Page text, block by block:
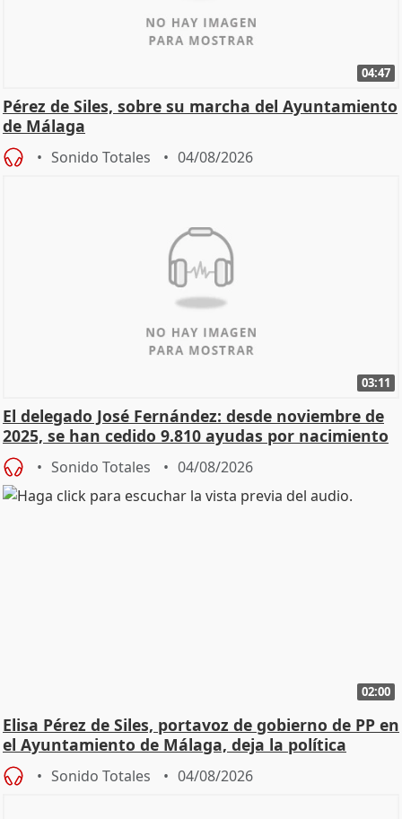
04:47
Pérez de Siles, sobre su marcha del Ayuntamiento
de Málaga
Sonido Totales 04/08/2026
03:11
El delegado José Fernández: desde noviembre de
2025, se han cedido 9.810 ayudas por nacimiento
Sonido Totales 04/08/2026
02:00
Elisa Pérez de Siles, portavoz de gobierno de PP en
el Ayuntamiento de Málaga, deja la política
Sonido Totales 04/08/2026